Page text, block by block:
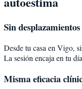
Sin desplazamientos
Desde tu casa en Vigo,
La sesión encaja en tu
Misma eficacia